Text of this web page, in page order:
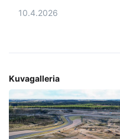
10.4.2026
Kuvagalleria